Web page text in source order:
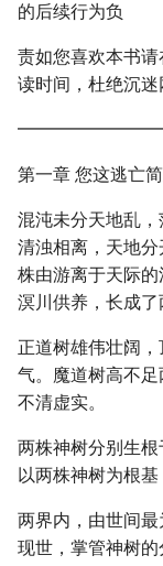
的后续行为负
责如您喜欢本书
读时间，杜绝沉迷
第一章 您这逃亡
混沌未分天地乱，
清浊相离，天地
株由游离于天际
溟川供养，长成了
正道树雄伟壮阔
气。魔道树高不
不清虚实。
两株神树分别生根
以两株神树为根基
两界内，由世间最
现世，掌管神树的